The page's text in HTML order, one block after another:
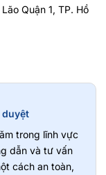
Quận 1, TP. Hồ
duyệt
trong lĩnh vực
dẫn và tư vấn
cách an toàn,